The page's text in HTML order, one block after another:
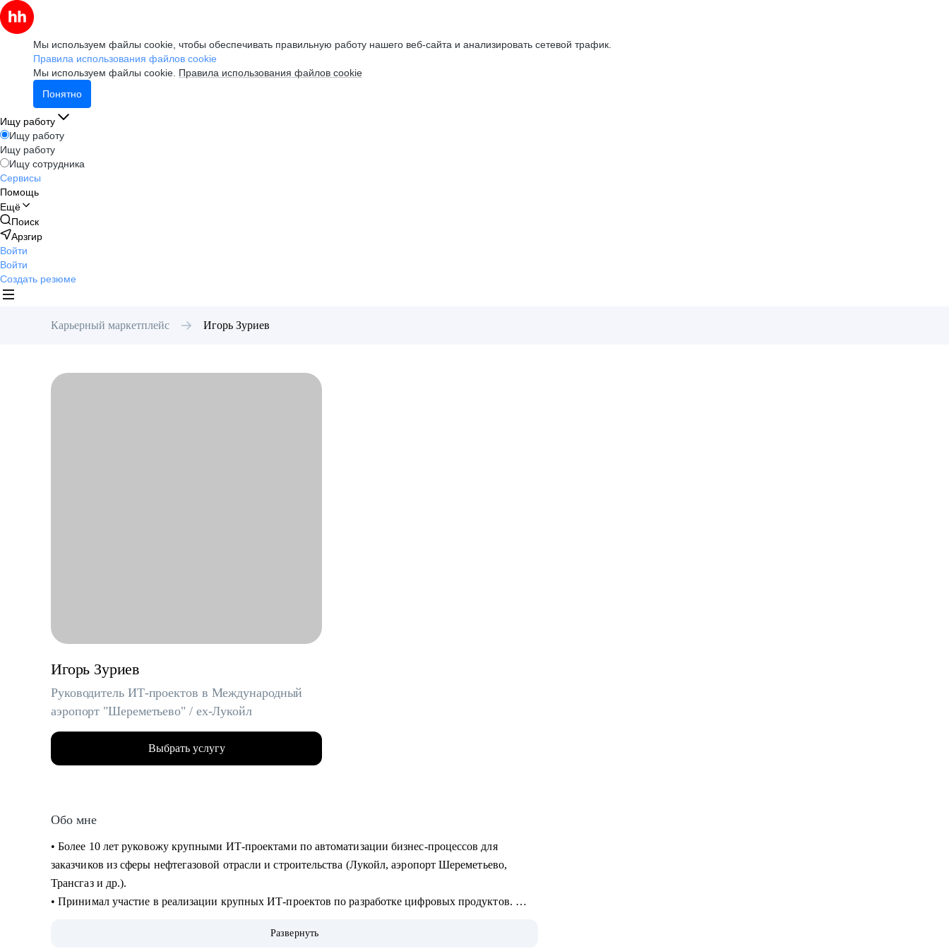
Мы используем файлы cookie, чтобы обеспечивать правильную работу нашего веб-сайта и анализировать сетевой трафик.
Правила использования файлов cookie
Мы используем файлы cookie. Правила использования файлов cookie
Понятно
Ищу работу
Ищу работу
Ищу работу
Ищу сотрудника
Сервисы
Помощь
Ещё
Поиск
Арзгир
Войти
Войти
Создать резюме
Карьерный маркетплейс Игорь Зуриев
Игорь Зуриев
Руководитель ИТ-проектов в Международный
аэропорт "Шереметьево" / ex-Лукойл
Выбрать услугу
Обо мне
• Более 10 лет руковожу крупными ИТ-проектами по автоматизации бизнес-процессов для
заказчиков из сферы нефтегазовой отрасли и строительства (Лукойл, аэропорт Шереметьево,
Трансгаз и др.).
• Принимал участие в реализации крупных ИТ-проектов по разработке цифровых продуктов.
Развернуть